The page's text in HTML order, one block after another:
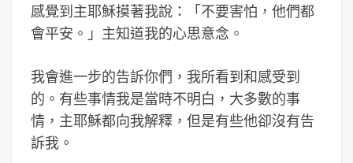
感覺到主耶穌摸著我說：「不要害怕，他們都
會平安。」主知道我的心思意念。
我會進一步的告訴你們，我所看到和感受到
的。有些事情我是當時不明白，大多數的事
情，主耶穌都向我解釋，但是有些他卻沒有告
訴我。